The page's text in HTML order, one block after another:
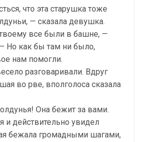
что эта старушка тоже
— сказала девушка.
все были в башне, —
Но как бы там ни было,
нам помогли.
разговаривали. Вдруг
во рве, вполголоса сказала
Она бежит за вами.
и действительно увидел
бежала громадными шагами,